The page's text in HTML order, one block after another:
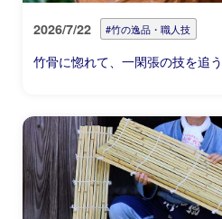
2026/7/22 #竹の逸品・職人技
竹骨に惚れて、一閑張の技を追